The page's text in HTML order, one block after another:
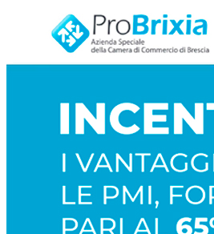
Expo 2023
Vegetal pavilion
Relatori
Gallery
Videogallery
Expo 2022